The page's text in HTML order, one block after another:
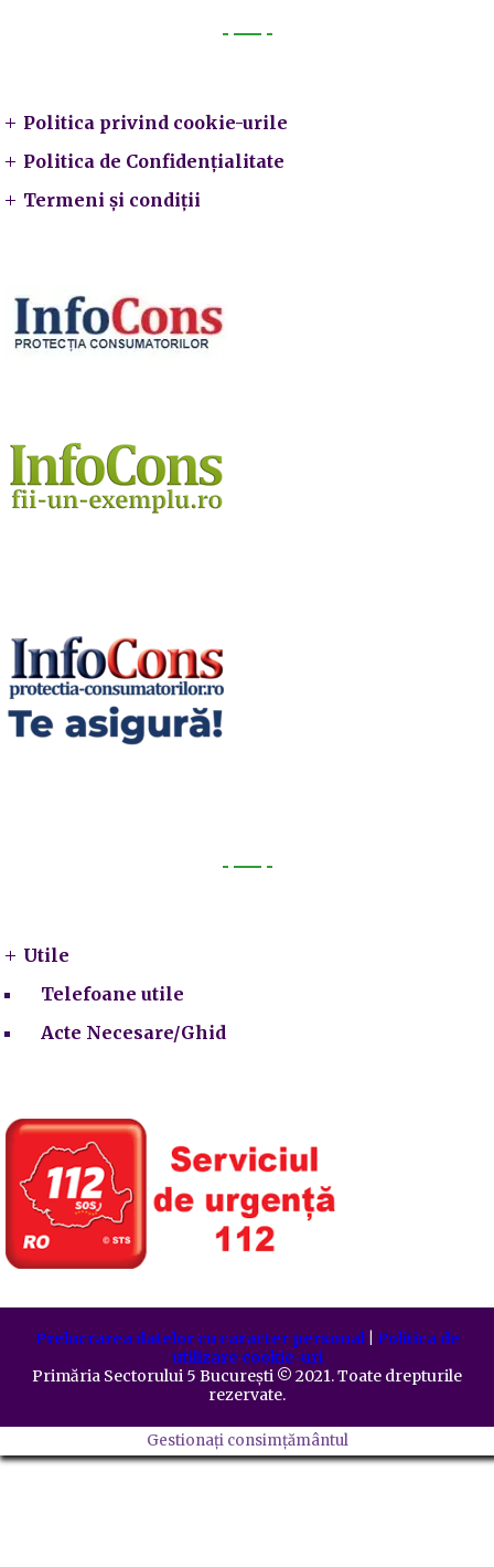
Politica privind cookie-urile
Politica de Confidențialitate
Termeni și condiții
Utile
Telefoane utile
Acte Necesare/Ghid
Prelucrarea datelor cu caracter personal| Politica de
utilizare cookie-uri
Primăria Sectorului 5 București ©️ 2021. Toate drepturile
rezervate.
Gestionați consimțământul